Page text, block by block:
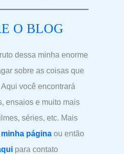
O BLOG
dessa minha enorme
sobre as coisas que
você encontrará
ensaios e muito mais
séries, etc. Mais
minha página ou então
para contato